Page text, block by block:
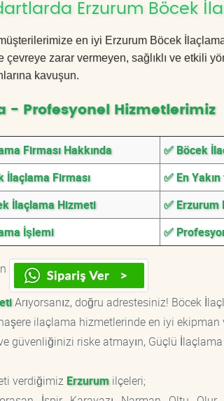
Erzurum Böcek
en iyi Erzurum Böcek
zarar vermeyen, sağlıklı ve etkili
kavuşun.
- Profesyonel Hizmetlerimiz
Firması Hakkında
✅ Böcek
İlaçlama Firması
✅ En
İlaçlama Hizmeti
✅ Erzurum
İşlemi
✅
Arıyorsanız, doğru adrestesiniz! Böcek
ilaçlama hizmetlerinde en iyi
ve güvenliğinizi riske atmayın, Güçlü
verdiğimiz Erzurumilçeleri;